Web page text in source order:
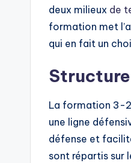
deux milieux de
formation met
qui en fait un
La formation 3-
une ligne
défense et
sont répartis sur